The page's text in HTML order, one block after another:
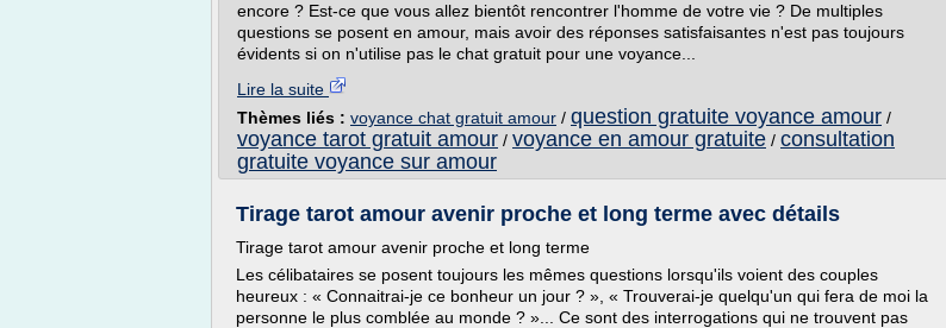
encore ? Est-ce que vous allez bientôt rencontrer l'homme de votre vie ? De multiples
questions se posent en amour, mais avoir des réponses satisfaisantes n'est pas toujours
évidents si on n'utilise pas le chat gratuit pour une voyance...
Lire la suite
Thèmes liés : voyance chat gratuit amour / question gratuite voyance amour /
voyance tarot gratuit amour / voyance en amour gratuite / consultation
gratuite voyance sur amour
Tirage tarot amour avenir proche et long terme avec détails
Tirage tarot amour avenir proche et long terme
Les célibataires se posent toujours les mêmes questions lorsqu'ils voient des couples
heureux : « Connaitrai-je ce bonheur un jour ? », « Trouverai-je quelqu'un qui fera de moi la
personne le plus comblée au monde ? »... Ce sont des interrogations qui ne trouvent pas